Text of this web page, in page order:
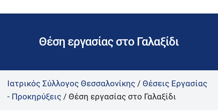
m
Θέση εργασίας στο Γαλαξίδι
Ιατρικός Σύλλογος Θεσσαλονίκης / Θέσεις Εργασίας
- Προκηρύξεις / Θέση εργασίας στο Γαλαξίδι